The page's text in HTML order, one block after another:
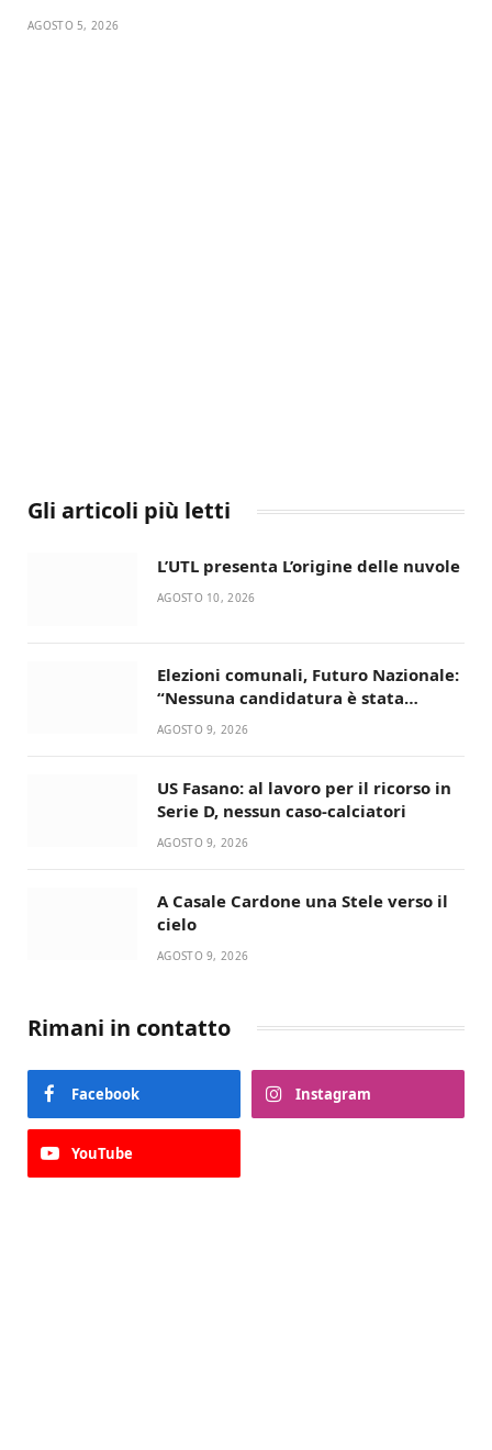
AGOSTO 5, 2026
Gli articoli più letti
L’UTL presenta L’origine delle nuvole
AGOSTO 10, 2026
Elezioni comunali, Futuro Nazionale:
“Nessuna candidatura è stata
ancora decisa”
AGOSTO 9, 2026
US Fasano: al lavoro per il ricorso in
Serie D, nessun caso-calciatori
AGOSTO 9, 2026
A Casale Cardone una Stele verso il
cielo
AGOSTO 9, 2026
Rimani in contatto
Facebook Instagram
YouTube